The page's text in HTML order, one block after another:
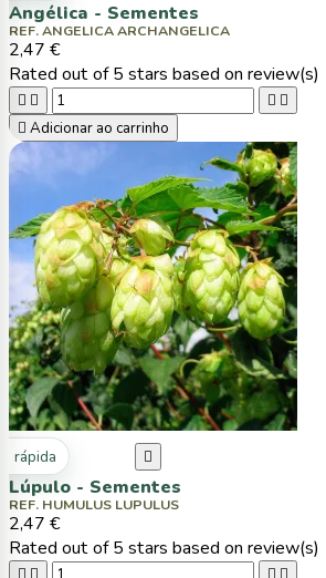
Angélica - Sementes
REF. ANGELICA ARCHANGELICA
2,47 €
Rated out of 5 stars based on review(s)
   
 Adicionar ao carrinho
rápida 
Lúpulo - Sementes
REF. HUMULUS LUPULUS
2,47 €
Rated out of 5 stars based on review(s)